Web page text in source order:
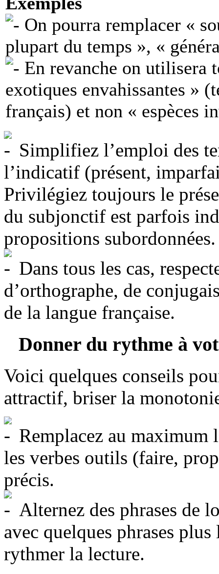
On pourra remplacer «
plupart du temps », «
En revanche on utilisera
exotiques envahissantes »
français) et non « espèces
Simplifiez l’emploi des
l’indicatif (présent,
Privilégiez toujours le
du subjonctif est parfois
propositions subordonnées.
Dans tous les cas,
d’orthographe, de
de la langue française.
Donner du rythme à
Voici quelques conseils
attractif, briser la
Remplacez au maximum
les verbes outils (faire,
précis.
Alternez des phrases de
avec quelques phrases
rythmer la lecture.